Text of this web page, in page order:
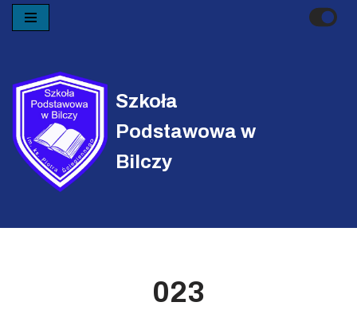
treści
Szkoła
Podstawowa w
Bilczy
023